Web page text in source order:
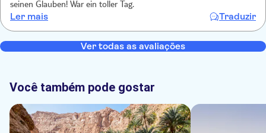
seinen Glauben! War ein toller Tag.
Ler mais Traduzir
Ver todas as avaliações
Você também pode gostar